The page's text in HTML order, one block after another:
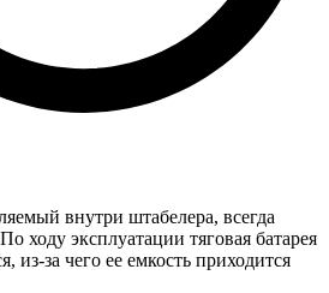
внутри штабелера, всегда
ходу эксплуатации тяговая батарея
из-за чего ее емкость приходится